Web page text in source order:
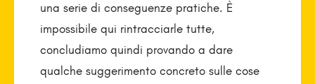
una serie di conseguenze pratiche. È
impossibile qui rintracciarle tutte,
concludiamo quindi provando a dare
qualche suggerimento concreto sulle cose